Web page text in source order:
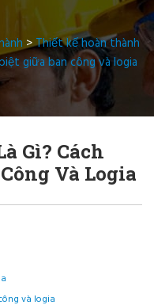
>Thiết kế hoàn thành
giữa ban công và logia
Gì? Cách
Và Logia
và logia